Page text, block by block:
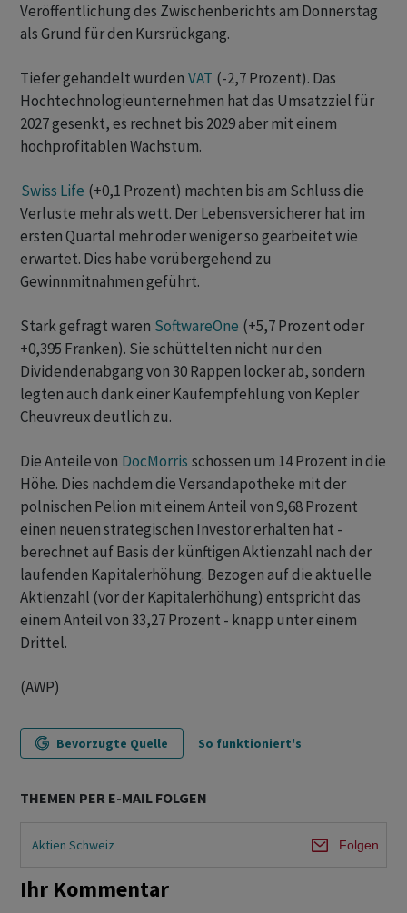
Veröffentlichung des Zwischenberichts am Donnerstag
als Grund für den Kursrückgang.
Tiefer gehandelt wurden VAT (-2,7 Prozent). Das
Hochtechnologieunternehmen hat das Umsatzziel für
2027 gesenkt, es rechnet bis 2029 aber mit einem
hochprofitablen Wachstum.
Swiss Life (+0,1 Prozent) machten bis am Schluss die
Verluste mehr als wett. Der Lebensversicherer hat im
ersten Quartal mehr oder weniger so gearbeitet wie
erwartet. Dies habe vorübergehend zu
Gewinnmitnahmen geführt.
Stark gefragt waren SoftwareOne (+5,7 Prozent oder
+0,395 Franken). Sie schüttelten nicht nur den
Dividendenabgang von 30 Rappen locker ab, sondern
legten auch dank einer Kaufempfehlung von Kepler
Cheuvreux deutlich zu.
Die Anteile von DocMorris schossen um 14 Prozent in die
Höhe. Dies nachdem die Versandapotheke mit der
polnischen Pelion mit einem Anteil von 9,68 Prozent
einen neuen strategischen Investor erhalten hat -
berechnet auf Basis der künftigen Aktienzahl nach der
laufenden Kapitalerhöhung. Bezogen auf die aktuelle
Aktienzahl (vor der Kapitalerhöhung) entspricht das
einem Anteil von 33,27 Prozent - knapp unter einem
Drittel.
(AWP)
Bevorzugte Quelle So funktioniert's
THEMEN PER E-MAIL FOLGEN
Aktien Schweiz Folgen
Ihr Kommentar